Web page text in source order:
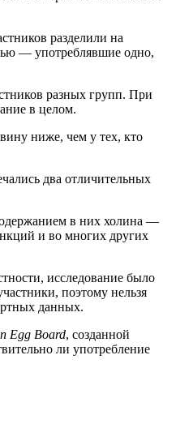
разделили на
— употреблявшие одно,
разных групп. При
в целом.
ниже, чем у тех, кто
два отличительных
в них холина —
и во многих других
исследование было
поэтому нельзя
данных.
Egg Board, созданной
ли употребление